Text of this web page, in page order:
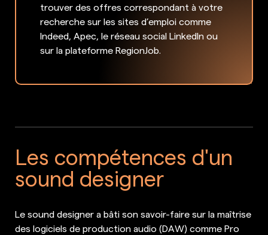
trouver des offres correspondant à votre
recherche sur les sites d’emploi comme
Indeed, Apec, le réseau social LinkedIn ou
sur la plateforme RegionJob.
Les compétences d'un
sound designer
Le sound designer a bâti son savoir-faire sur la maîtrise
des logiciels de production audio (DAW) comme Pro